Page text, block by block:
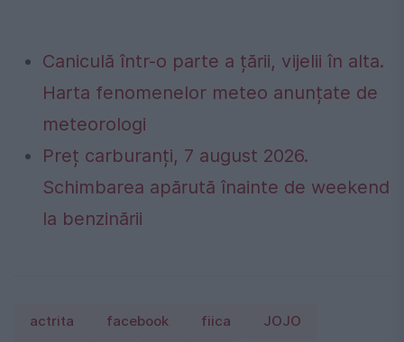
Caniculă într-o parte a țării, vijelii în alta.
Harta fenomenelor meteo anunțate de
meteorologi
Preț carburanți, 7 august 2026.
Schimbarea apărută înainte de weekend
la benzinării
actrita facebook fiica JOJO